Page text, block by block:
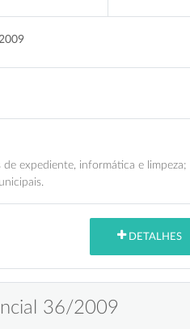
expediente, informática e
DETALHES
36/2009